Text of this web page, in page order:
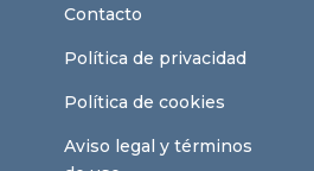
Contacto
Política de privacidad
Política de cookies
Aviso legal y términos